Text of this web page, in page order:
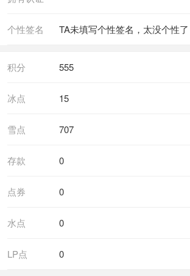
个性签名 TA未填写个性签名，太没个性了
积分 555
冰点 15
雪点 707
存款 0
点券 0
水点 0
LP点 0